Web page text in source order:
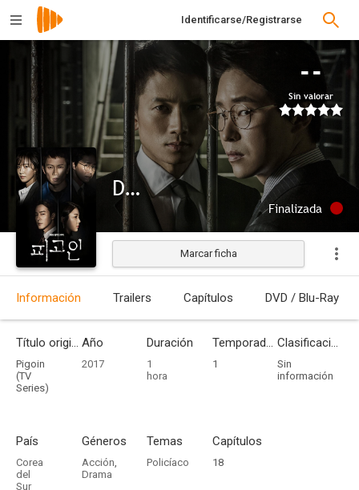
Identificarse/Registrarse
--
Sin valorar
Defendant
Finalizada
Marcar ficha
Información Trailers Capítulos DVD / Blu-Ray
Título original
Pigoin
(TV
Series)
Año
2017
Duración
1
hora
Temporadas
1
Clasificación por edades
Sin
información
País
Corea
del
Sur
Géneros
Acción,
Drama
Temas
Policíaco
Capítulos
18